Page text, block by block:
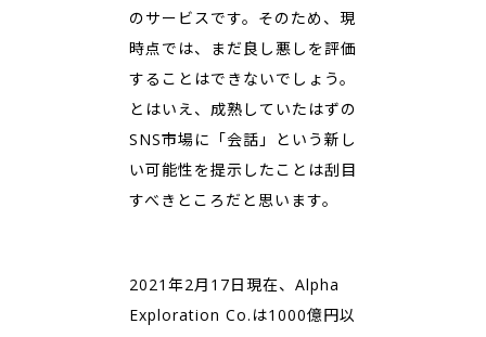
のサービスです。そのため、現
時点では、まだ良し悪しを評価
することはできないでしょう。
とはいえ、成熟していたはずの
SNS市場に「会話」という新し
い可能性を提示したことは刮目
すべきところだと思います。
2021年2月17日現在、Alpha
Exploration Co.は1000億円以